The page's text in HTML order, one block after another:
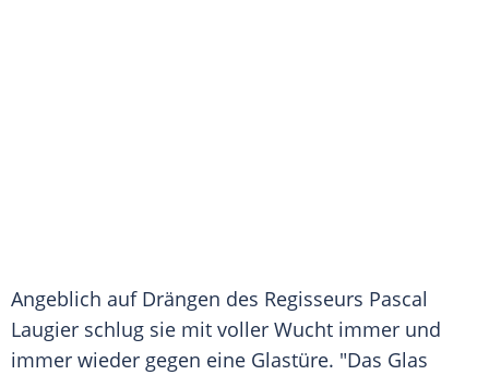
Angeblich auf Drängen des Regisseurs Pascal
Laugier schlug sie mit voller Wucht immer und
immer wieder gegen eine Glastüre. "Das Glas